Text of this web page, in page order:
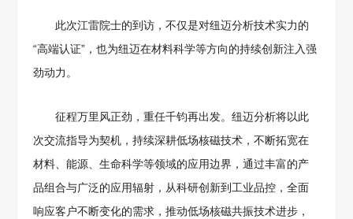
此次江雷院士的到访，不仅是对纽迈分析技术实力的
“高端认证”，也为纽迈在材料科学等方向的持续创新注入强
劲动力。
征程万里风正劲，重任千钧再出发。纽迈分析将以此
次交流指导为契机，持续深耕低场核磁技术，不断拓宽在
材料、能源、生命科学等领域的应用边界，通过丰富的产
品组合与广泛的应用辐射，从科研创新到工业品控，全面
响应客户不断变化的需求，推动低场核磁共振技术进步，